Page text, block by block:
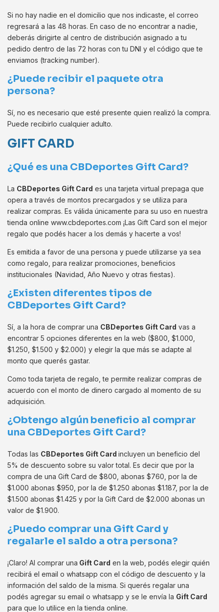
Si no hay nadie en el domicilio que nos indicaste, el correo
regresará a las 48 horas. En caso de no encontrar a nadie,
deberás dirigirte al centro de distribución asignado a tu
pedido dentro de las 72 horas con tu DNI y el código que te
enviamos (tracking number).
¿Puede recibir el paquete otra
persona?
Sí, no es necesario que esté presente quien realizó la compra.
Puede recibirlo cualquier adulto.
GIFT CARD
¿Qué es una CBDeportes Gift Card?
La CBDeportes Gift Card es una tarjeta virtual prepaga que
opera a través de montos precargados y se utiliza para
realizar compras. Es válida únicamente para su uso en nuestra
tienda online www.cbdeportes.com ¡Las Gift Card son el mejor
regalo que podés hacer a los demás y hacerte a vos!
Es emitida a favor de una persona y puede utilizarse ya sea
como regalo, para realizar promociones, beneficios
institucionales (Navidad, Año Nuevo y otras fiestas).
¿Existen diferentes tipos de
CBDeportes Gift Card?
Sí, a la hora de comprar una CBDeportes Gift Card vas a
encontrar 5 opciones diferentes en la web ($800, $1.000,
$1.250, $1.500 y $2.000) y elegir la que más se adapte al
monto que querés gastar.
Como toda tarjeta de regalo, te permite realizar compras de
acuerdo con el monto de dinero cargado al momento de su
adquisición.
¿Obtengo algún beneficio al comprar
una CBDeportes Gift Card?
Todas las CBDeportes Gift Card incluyen un beneficio del
5% de descuento sobre su valor total. Es decir que por la
compra de una Gift Card de $800, abonas $760, por la de
$1.000 abonas $950, por la de $1.250 abonas $1.187, por la de
$1.500 abonas $1.425 y por la Gift Card de $2.000 abonas un
valor de $1.900.
¿Puedo comprar una Gift Card y
regalarle el saldo a otra persona?
¡Claro! Al comprar una Gift Card en la web, podés elegir quién
recibirá el email o whatsapp con el código de descuento y la
información del saldo de la misma. Si querés regalar una
podés agregar su email o whatsapp y se le envía la Gift Card
para que lo utilice en la tienda online.